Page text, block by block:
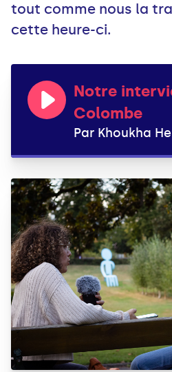
tout comme nous la
cette heure-ci.
Notre
Colombe
Par Khoukha